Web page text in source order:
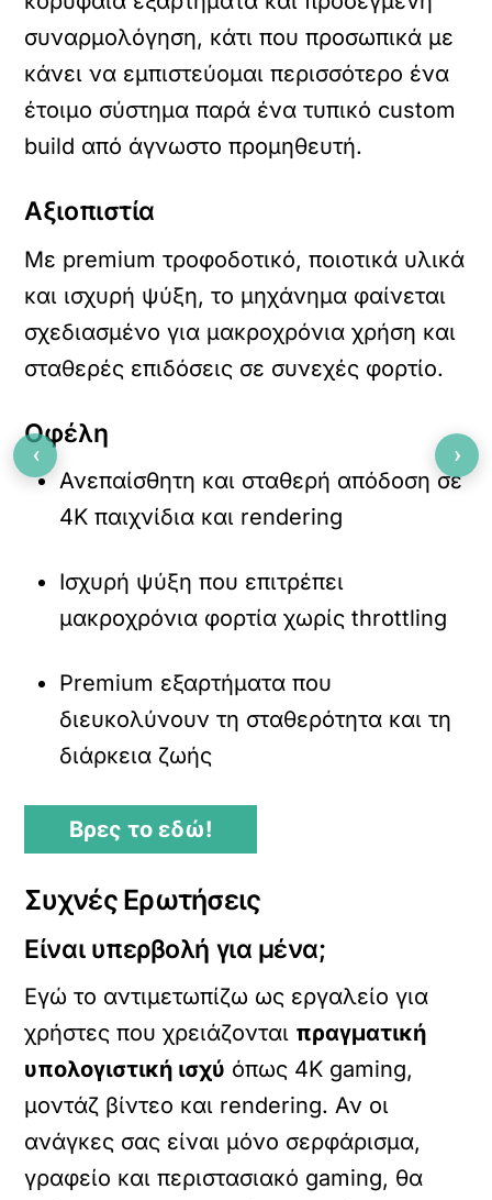
συναρμολόγηση, κάτι που προσωπικά με
κάνει να εμπιστεύομαι περισσότερο ένα
έτοιμο σύστημα παρά ένα τυπικό custom
build από άγνωστο προμηθευτή.
Αξιοπιστία
Με premium τροφοδοτικό, ποιοτικά υλικά
και ισχυρή ψύξη, το μηχάνημα φαίνεται
σχεδιασμένο για μακροχρόνια χρήση και
σταθερές επιδόσεις σε συνεχές φορτίο.
Οφέλη
Ανεπαίσθητη και σταθερή απόδοση σε
4K παιχνίδια και rendering
Ισχυρή ψύξη που επιτρέπει
μακροχρόνια φορτία χωρίς throttling
Premium εξαρτήματα που
διευκολύνουν τη σταθερότητα και τη
διάρκεια ζωής
Βρες το εδώ!
Συχνές Ερωτήσεις
Είναι υπερβολή για μένα;
Εγώ το αντιμετωπίζω ως εργαλείο για
χρήστες που χρειάζονται πραγματική
υπολογιστική ισχύ όπως 4K gaming,
μοντάζ βίντεο και rendering. Αν οι
ανάγκες σας είναι μόνο σερφάρισμα,
γραφείο και περιστασιακό gaming, θα
‹ ›